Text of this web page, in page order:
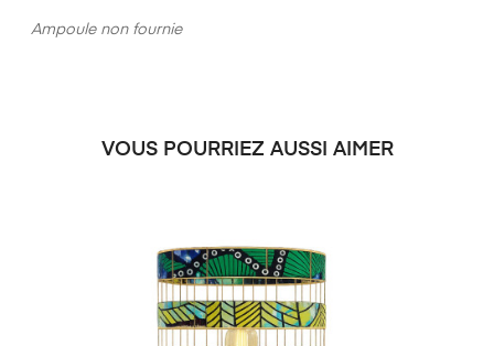
Ampoule non fournie
VOUS POURRIEZ AUSSI AIMER